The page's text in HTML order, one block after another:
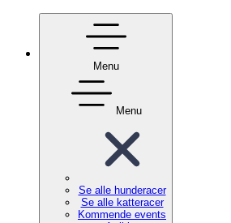
Menu
Menu
Se alle hunderacer
Se alle katteracer
Kommende events